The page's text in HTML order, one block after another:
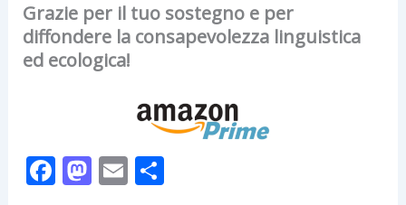
Grazie per il tuo sostegno e per
diffondere la consapevolezza linguistica
ed ecologica!
F M E S